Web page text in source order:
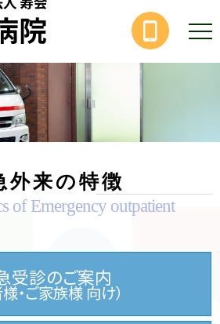
外来の特徴
of Emergency outpatient
受診のご案内
様・ご家族様 向け）